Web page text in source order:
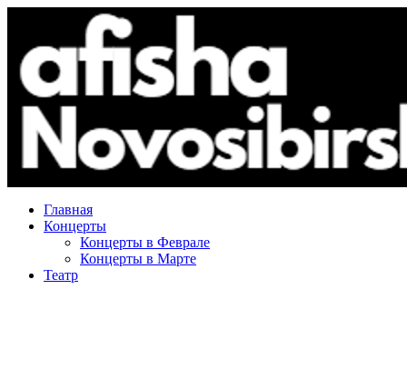
Главная
Концерты
Концерты в Феврале
Концерты в Марте
Театр